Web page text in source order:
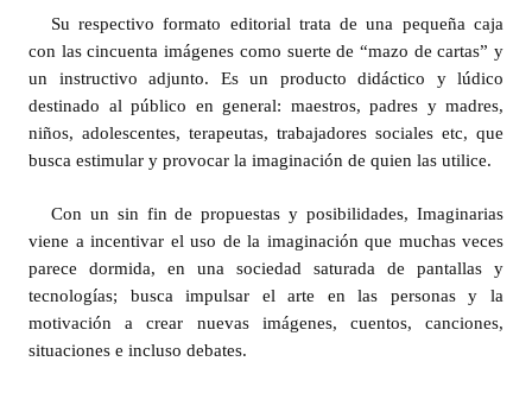
Informes de Unidad Coordinadora
Ejecución Presupuestaria
Actas de Audiencias Públicas
NORMATIVA
Comunicaciones
Declaraciones
Resoluciones
Su respectivo formato editorial trata de una pequeña caja
con las cincuenta imágenes como suerte de “mazo de cartas” y
un instructivo adjunto. Es un producto didáctico y lúdico
destinado al público en general: maestros, padres y madres,
niños, adolescentes, terapeutas, trabajadores sociales etc, que
busca estimular y provocar la imaginación de quien las utilice.
Con un sin fin de propuestas y posibilidades, Imaginarias
viene a incentivar el uso de la imaginación que muchas veces
parece dormida, en una sociedad saturada de pantallas y
tecnologías; busca impulsar el arte en las personas y la
motivación a crear nuevas imágenes, cuentos, canciones,
situaciones e incluso debates.